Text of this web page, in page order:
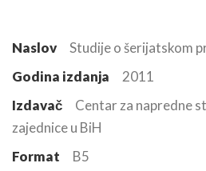
Naslov
Studije o šerijatskom
Godina izdanja
2011
Izdavač
Centar za napredne
zajednice u BiH
Format
B5